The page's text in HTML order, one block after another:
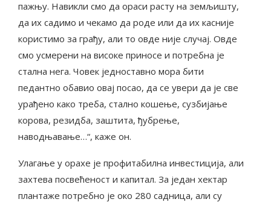
пажњу. Навикли смо да ораси расту на земљишту,
да их садимо и чекамо да роде или да их касније
користимо за грађу, али то овде није случај. Овде
смо усмерени на високе приносе и потребна је
стална нега. Човек једноставно мора бити
педантно обавио овај посао, да се увери да је све
урађено како треба, стално кошење, сузбијање
корова, резидба, заштита, ђубрење,
наводњавање…“, каже он.
Улагање у орахе је профитабилна инвестиција, али
захтева посвећеност и капитал. За један хектар
плантаже потребно је око 280 садница, али су